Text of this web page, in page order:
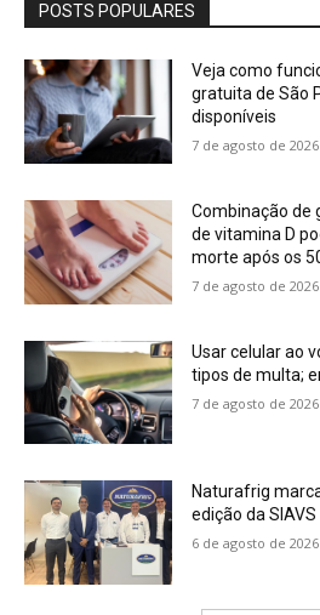
POSTS POPULARES
Veja como
gratuita de São
disponíveis
7 de agosto de 2026
Combinação de
de vitamina D
morte após os
7 de agosto de 2026
Usar celular ao
tipos de multa;
7 de agosto de 2026
Naturafrig
edição da
6 de agosto de 2026